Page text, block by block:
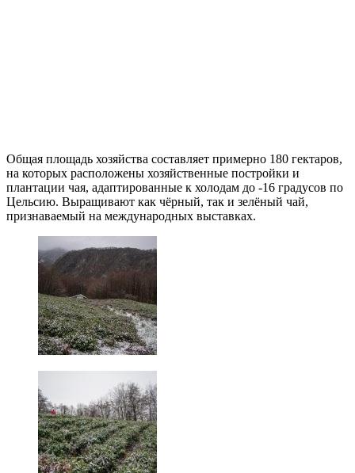
Общая площадь хозяйства составляет примерно 180 гектаров,
на которых расположены хозяйственные постройки и
плантации чая, адаптированные к холодам до -16 градусов по
Цельсию. Выращивают как чёрный, так и зелёный чай,
признаваемый на международных выставках.